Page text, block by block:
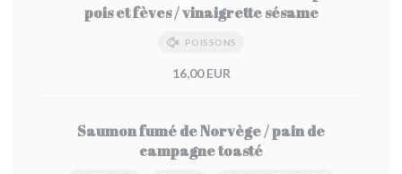
pois et fèves / vinaigrette sésame
POISSONS
16,00 EUR
Saumon fumé de Norvège / pain de
campagne toasté